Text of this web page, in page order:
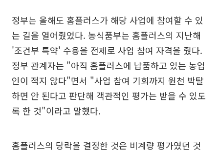
정부는 올해도 홈플러스가 해당 사업에 참여할 수 있
는 길을 열어줬었다. 농식품부는 홈플러스의 지난해
'조건부 특약' 수용을 전제로 사업 참여 자격을 줬다.
정부 관계자는 "아직 홈플러스에 납품하고 있는 농업
인이 적지 않다"면서 "사업 참여 기회까지 원천 박탈
하면 안 된다고 판단해 객관적인 평가는 받을 수 있도
록 한 것"이라고 말했다.
홈플러스의 당락을 결정한 것은 비계량 평가였던 것